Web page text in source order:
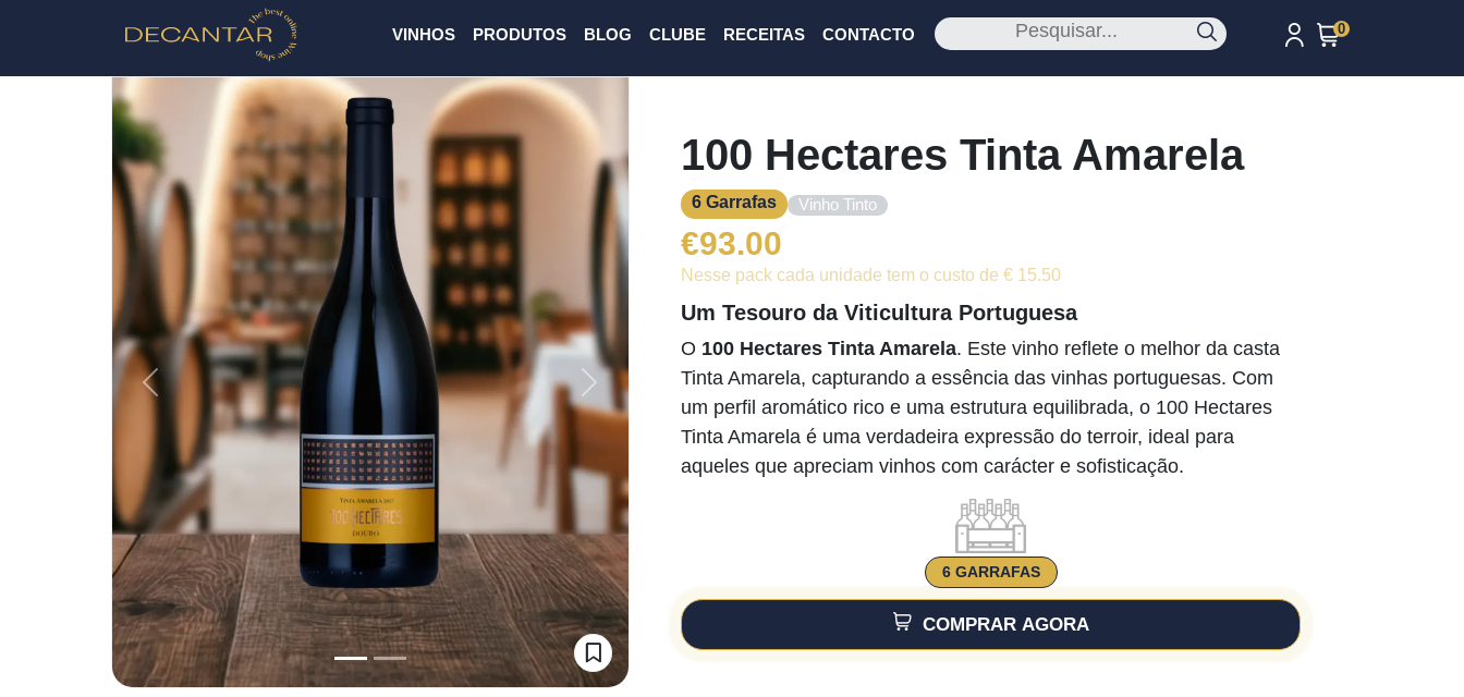
VINHOS PRODUTOS BLOG CLUBE RECEITAS CONTACTO 0
Previous Next
100 Hectares Tinta Amarela
6 Garrafas Vinho Tinto
€93.00
Nesse pack cada unidade tem o custo de € 15.50
Um Tesouro da Viticultura Portuguesa
O 100 Hectares Tinta Amarela. Este vinho reflete o melhor da casta
Tinta Amarela, capturando a essência das vinhas portuguesas. Com
um perfil aromático rico e uma estrutura equilibrada, o 100 Hectares
Tinta Amarela é uma verdadeira expressão do terroir, ideal para
aqueles que apreciam vinhos com carácter e sofisticação.
6 GARRAFAS
COMPRAR AGORA